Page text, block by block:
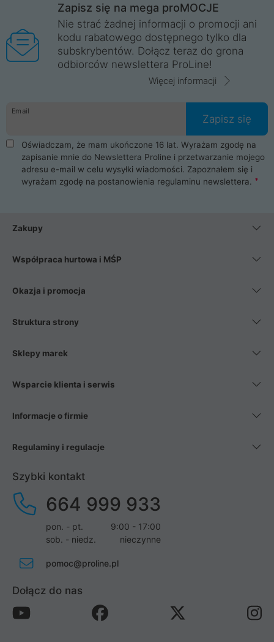
Wrocław, Poznań, Legnica, Katowice, Gliwice, Kalisz, Bytom,
Trzebnica, Opole. Szybka i profesjonalna obsługa!
ProLine to polska firma ze 100% polskim kapitałem. Działamy
legalnie i płacimy podatki w naszym kraju! Posiadamy siedzibę
główną w Mirkowie oraz salony na terenie kraju. Cała
komunikacja ze sklepem komputerowym ProLine jest
danych osobowych. Dlatego zakup notebooka albo laptopa w
ProLine to czysta przyjemność i pełne bezpieczeństwo.
Zaopatrzysz się u nas w akcesoria i części komputerowe
takie jak procesory, karty graficzne, płyty główne, pamięci,
dyski SSD, M.2 oraz HDD. Nasi pracownicy pomogą Ci wybrać
najlepszy zasilacz komputerowy oraz obudowę do komputera.
Poza komputerami mamy również najlepsze na rynku
Smartfony takich producentów jak Xiaomi, Apple, Samsung i
wentylatory. Na koniec mając już to wszystko, możesz
Zapisz się na mega proMOCJE
Nie strać żadnej informacji o promocji ani
kodu rabatowego dostępnego tylko dla
subskrybentów. Dołącz teraz do grona
odbiorców newslettera ProLine!
Więcej informacji
Email
Zapisz się
Oświadczam, że mam ukończone 16 lat. Wyrażam zgodę na
zapisanie mnie do Newslettera Proline i przetwarzanie mojego
adresu e-mail w celu wysyłki wiadomości. Zapoznałem się i
wyrażam zgodę na postanowienia regulaminu newslettera.
Zakupy
Współpraca hurtowa i MŚP
Okazja i promocja
Struktura strony
Sklepy marek
Wsparcie klienta i serwis
Informacje o firmie
Regulaminy i regulacje
Szybki kontakt
664 999 933
pon. - pt.
9:00 - 17:00
sob. - niedz.
nieczynne
pomoc@proline.pl
Dołącz do nas